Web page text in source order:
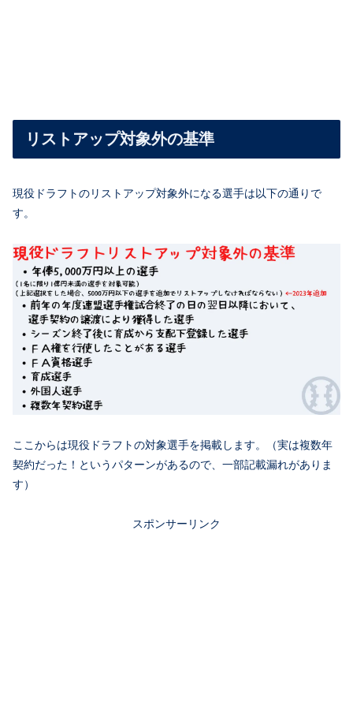
リストアップ対象外の基準
現役ドラフトのリストアップ対象外になる選手は以下の通りで
す。
ここからは現役ドラフトの対象選手を掲載します。（実は複数年
契約だった！というパターンがあるので、一部記載漏れがありま
す）
スポンサーリンク